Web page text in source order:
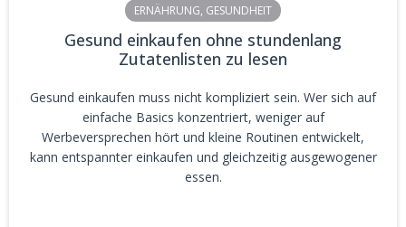
ERNÄHRUNG, GESUNDHEIT
Gesund einkaufen ohne stundenlang
Zutatenlisten zu lesen
Gesund einkaufen muss nicht kompliziert sein. Wer sich auf
einfache Basics konzentriert, weniger auf
Werbeversprechen hört und kleine Routinen entwickelt,
kann entspannter einkaufen und gleichzeitig ausgewogener
essen.